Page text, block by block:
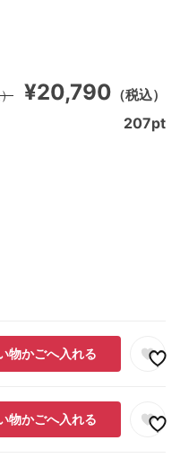
¥20,790 （税込）
物かごへ入れる
物かごへ入れる
207pt